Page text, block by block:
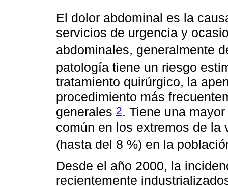
El dolor abdominal es la
servicios de urgencia y
abdominales, generalmente
patología tiene un riesgo
tratamiento quirúrgico, la
procedimiento más
generales 2. Tiene una
común en los extremos de la
(hasta del 8 %) en la
Desde el año 2000, la
recientemente